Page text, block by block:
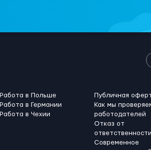
Работа в Польше
Работа в Германии
Работа в Чехии
Публичная
Как мы
работодателей
Отказ от
ответственности
Современное